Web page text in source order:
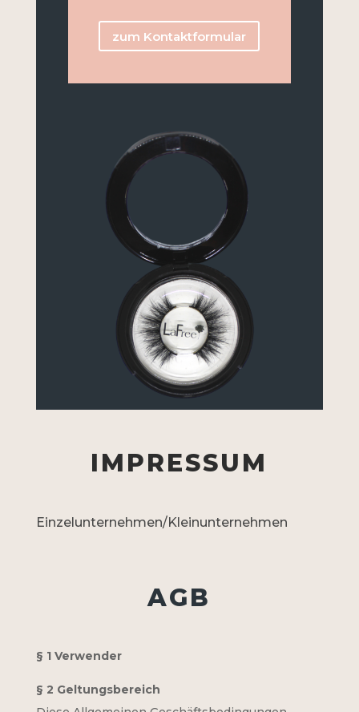
zum Kontaktformular
IMPRESSUM
Einzelunternehmen/Kleinunternehmen
AGB
§ 1 Verwender
§ 2 Geltungsbereich